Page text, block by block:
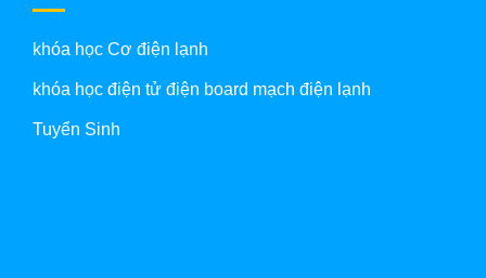
khóa học Cơ điện lạnh
khóa học điện tử điện board mạch điện lạnh
Tuyển Sinh